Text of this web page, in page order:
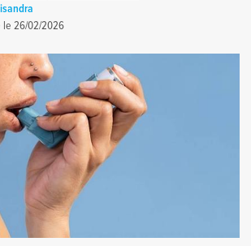
le26/02/2026